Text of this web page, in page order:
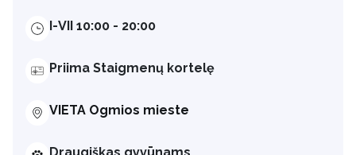
I-VII 10:00 - 20:00
Priima Staigmenų kortelę
VIETA Ogmios mieste